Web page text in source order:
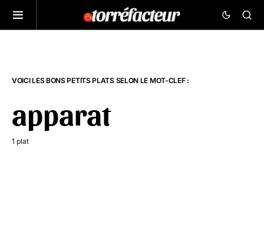
VOICI LES BONS PETITS PLATS SELON LE MOT-CLEF :
apparat
1 plat